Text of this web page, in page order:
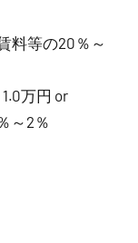
等の20％～
万円 or
～2％